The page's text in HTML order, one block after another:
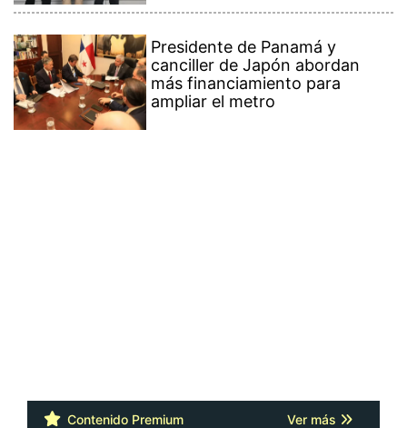
Presidente de Panamá y
canciller de Japón abordan
más financiamiento para
ampliar el metro
Contenido Premium Ver más